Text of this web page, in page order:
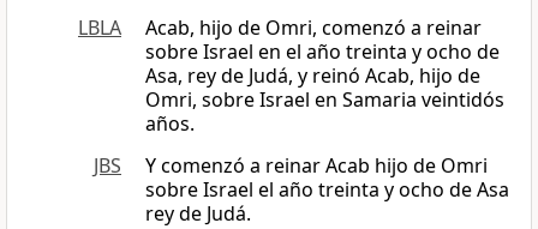
LBLA
Acab, hijo de Omri, comenzó a reinar
sobre Israel en el año treinta y ocho de
Asa, rey de Judá, y reinó Acab, hijo de
Omri, sobre Israel en Samaria veintidós
años.
JBS
Y comenzó a reinar Acab hijo de Omri
sobre Israel el año treinta y ocho de Asa
rey de Judá.